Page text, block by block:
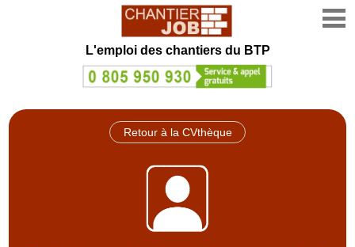
L'emploi des chantiers du BTP
Retour à la CVthèque